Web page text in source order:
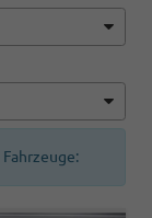
Fahrzeuge: